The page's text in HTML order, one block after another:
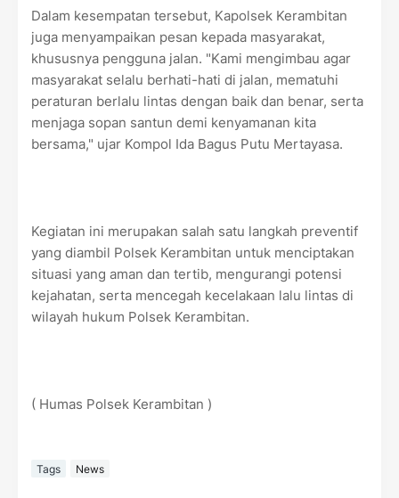
Dalam kesempatan tersebut, Kapolsek Kerambitan
juga menyampaikan pesan kepada masyarakat,
khususnya pengguna jalan. "Kami mengimbau agar
masyarakat selalu berhati-hati di jalan, mematuhi
peraturan berlalu lintas dengan baik dan benar, serta
menjaga sopan santun demi kenyamanan kita
bersama," ujar Kompol Ida Bagus Putu Mertayasa.
Kegiatan ini merupakan salah satu langkah preventif
yang diambil Polsek Kerambitan untuk menciptakan
situasi yang aman dan tertib, mengurangi potensi
kejahatan, serta mencegah kecelakaan lalu lintas di
wilayah hukum Polsek Kerambitan.
( Humas Polsek Kerambitan )
Tags News